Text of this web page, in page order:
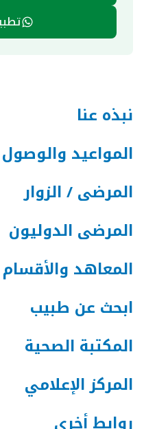
نبذه عنا
المواعيد والوصول
المرضى / الزوار
المرضى الدوليون
المعاهد والأقسام
ابحث عن طبيب
المكتبة الصحية
المركز الإعلامي